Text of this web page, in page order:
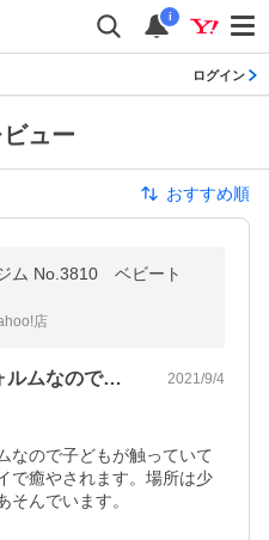
i
ログイン
ュー
おすすめ順
ム No.3810 ベビート
店
色合いも可愛く、丸いフォルムなので子ど… 2021/9/4
なので子どもが触っていて
で癒やされます。場所は少
そんでいます。